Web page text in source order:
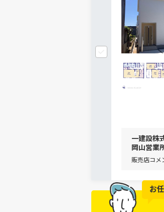
一建設株
岡山営業
販売店コメ
お